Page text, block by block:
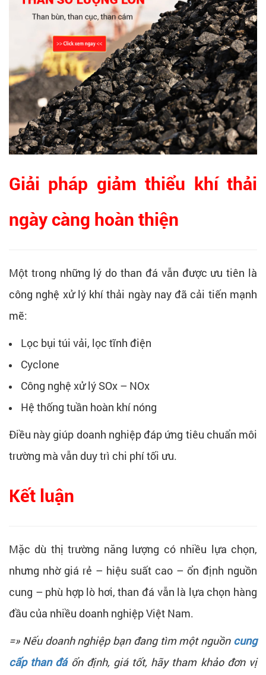
Giải pháp giảm thiểu khí thải
ngày càng hoàn thiện
Một trong những lý do than đá vẫn được ưu tiên là
công nghệ xử lý khí thải ngày nay đã cải tiến mạnh
mẽ:
Lọc bụi túi vải, lọc tĩnh điện
Cyclone
Công nghệ xử lý SOx – NOx
Hệ thống tuần hoàn khí nóng
Điều này giúp doanh nghiệp đáp ứng tiêu chuẩn môi
trường mà vẫn duy trì chi phí tối ưu.
Kết luận
Mặc dù thị trường năng lượng có nhiều lựa chọn,
nhưng nhờ giá rẻ – hiệu suất cao – ổn định nguồn
cung – phù hợp lò hơi, than đá vẫn là lựa chọn hàng
đầu của nhiều doanh nghiệp Việt Nam.
=» Nếu doanh nghiệp bạn đang tìm một nguồn cung
cấp than đáổn định, giá tốt, hãy tham khảo đơn vị